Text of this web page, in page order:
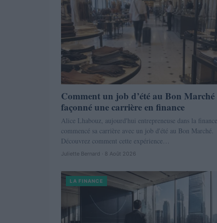
Comment un job d’été au Bon Marché
façonné une carrière en finance
Alice Lhabouz, aujourd'hui entrepreneuse dans la
commencé sa carrière avec un job d'été au Bon Marché.
Découvrez comment cette expérience…
Juliette Bernard · 8 Août 2026
LA FINANCE